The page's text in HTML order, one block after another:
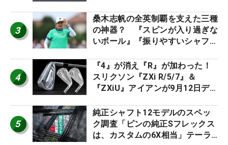
3
桑木志帆の全英制覇を支えた三種
の神器？ 『スピンが入り過ぎな
いボール』『振りやすいシャフ
ー』 #女子プロセッティング
4
『4』が消え『R』が加わった！
スリクソン『ZXi R/5/7』＆
『ZXiU』アイアンが9月12日デ
5
純正シャフト12モデルのスペッ
ク調査「ピンの純正Sフレックス
は、カスタムの6X相当」テーラ